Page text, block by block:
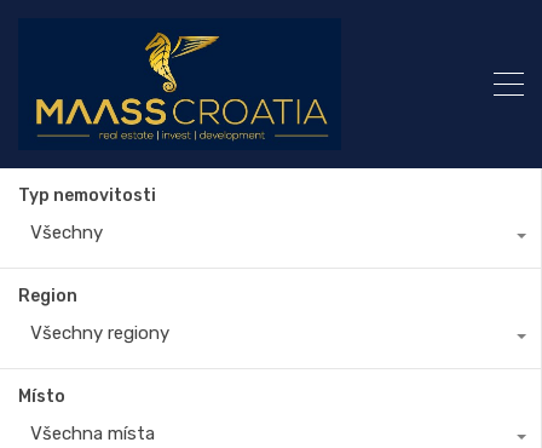
Typ nemovitosti
Všechny
Region
Všechny regiony
Místo
Všechna místa